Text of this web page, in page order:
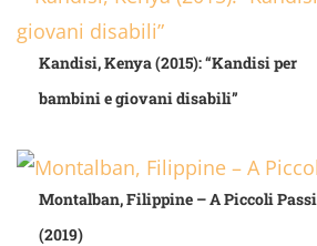
Kandisi, Kenya (2015): “Kandisi per
bambini e giovani disabili”
Montalban, Filippine – A Piccoli Passi
(2019)